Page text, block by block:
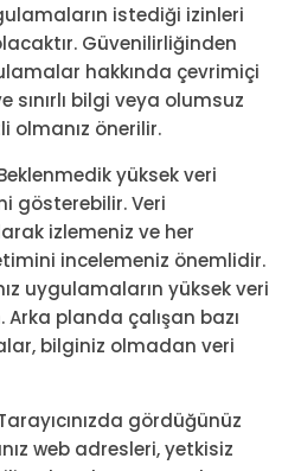
istediği izinleri
Güvenilirliğinden
hakkında çevrimiçi
sınırlı bilgi veya olumsuz
olmanız önerilir.
yüksek veri
gösterebilir. Veri
izlemeniz ve her
incelemeniz önemlidir.
uygulamaların yüksek veri
planda çalışan bazı
bilginiz olmadan veri
gördüğünüz
web adresleri, yetkisiz